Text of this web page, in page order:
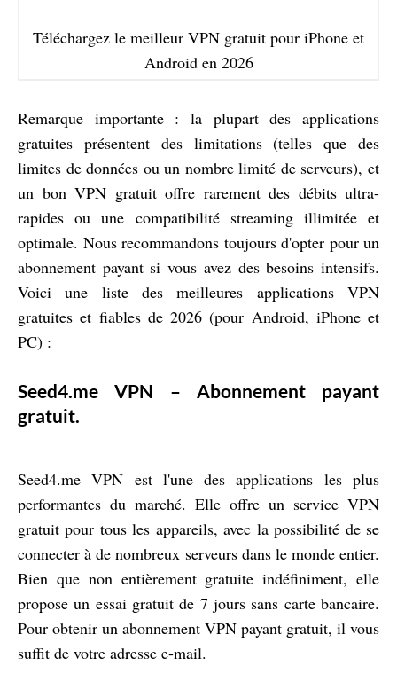
Téléchargez le meilleur VPN gratuit pour iPhone et
Android en 2026
Remarque importante : la plupart des applications
gratuites présentent des limitations (telles que des
limites de données ou un nombre limité de serveurs), et
un bon VPN gratuit offre rarement des débits ultra-
rapides ou une compatibilité streaming illimitée et
optimale. Nous recommandons toujours d'opter pour un
abonnement payant si vous avez des besoins intensifs.
Voici une liste des meilleures applications VPN
gratuites et fiables de 2026 (pour Android, iPhone et
PC) :
Seed4.me VPN – Abonnement payant
gratuit.
Seed4.me VPN est l'une des applications les plus
performantes du marché. Elle offre un service VPN
gratuit pour tous les appareils, avec la possibilité de se
connecter à de nombreux serveurs dans le monde entier.
Bien que non entièrement gratuite indéfiniment, elle
propose un essai gratuit de 7 jours sans carte bancaire.
Pour obtenir un abonnement VPN payant gratuit, il vous
suffit de votre adresse e-mail.